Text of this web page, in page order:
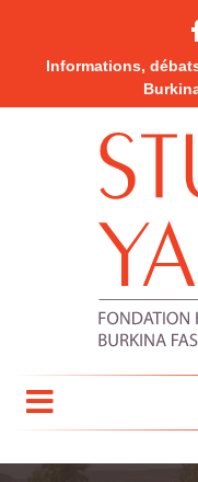
Informations,